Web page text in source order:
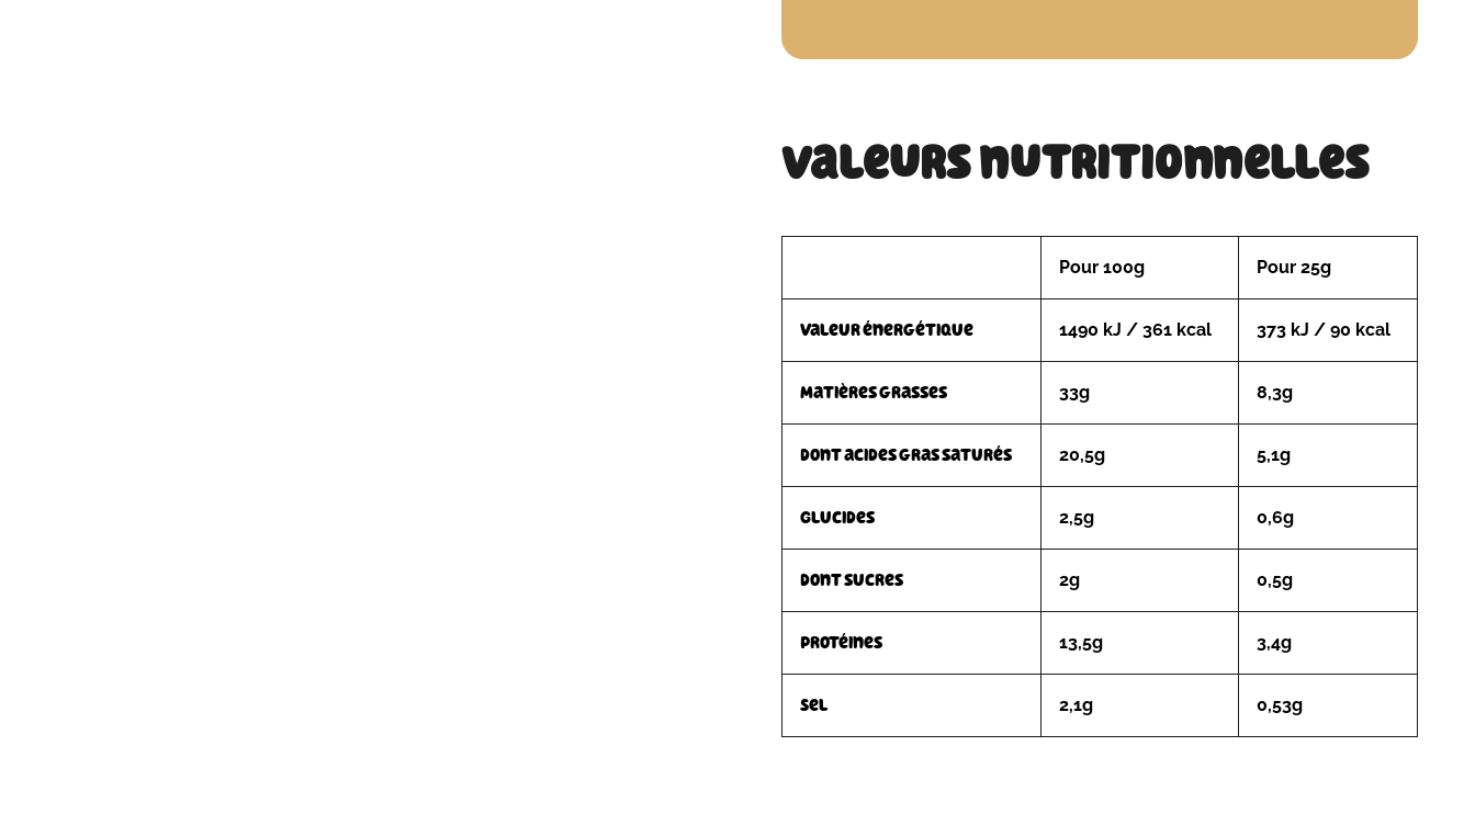
Valeurs nutritionnelles
Pour 100g Pour 25g
Valeur énergétique 1490 kJ / 361 kcal 373 kJ / 90 kcal
Matières grasses 33g 8,3g
dont acides gras saturés 20,5g 5,1g
Glucides 2,5g 0,6g
dont sucres 2g 0,5g
Protéines 13,5g 3,4g
Sel 2,1g 0,53g